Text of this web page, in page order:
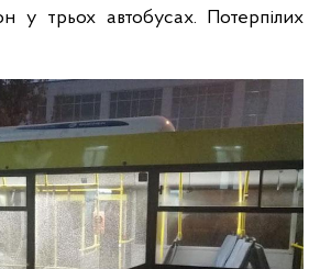
у трьох автобусах. Потерпілих